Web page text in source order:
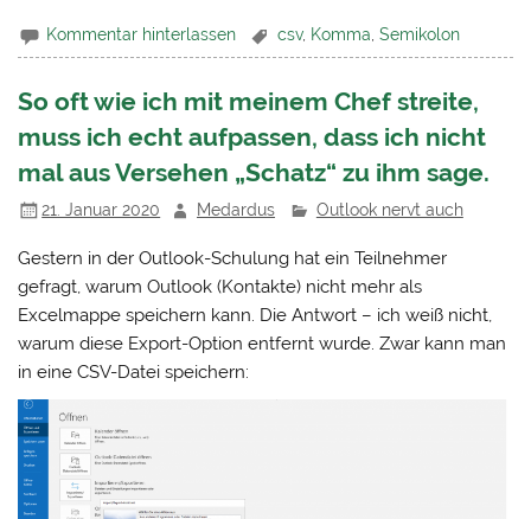
Kommentar hinterlassen csv, Komma ,Semikolon
So oft wie ich mit meinem Chef streite,
muss ich echt aufpassen, dass ich nicht
mal aus Versehen „Schatz“ zu ihm sage.
21. Januar 2020 Medardus Outlook nervt auch
Gestern in der Outlook-Schulung hat ein Teilnehmer
gefragt, warum Outlook (Kontakte) nicht mehr als
Excelmappe speichern kann. Die Antwort – ich weiß nicht,
warum diese Export-Option entfernt wurde. Zwar kann man
in eine CSV-Datei speichern: